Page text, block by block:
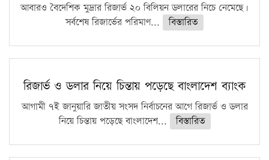
আবারও বৈদেশিক মুদ্রার রিজার্ভ ২০ বিলিয়ন ডলারের নিচে নেমেছে।
সর্বশেষ রিজার্ভের পরিমাণ...
বিস্তারিত
রিজার্ভ ও ডলার নিয়ে চিন্তায় পড়েছে বাংলাদেশ ব্যাংক
আগামী ৭ই জানুয়ারি জাতীয় সংসদ নির্বাচনের আগে রিজার্ভ ও ডলার
নিয়ে চিন্তায় পড়েছে বাংলাদেশ...
বিস্তারিত